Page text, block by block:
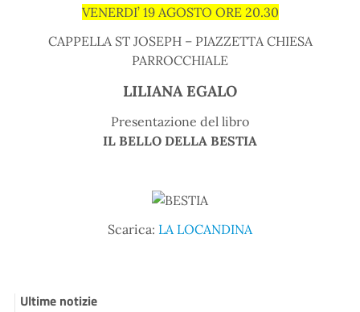
VENERDI’ 19 AGOSTO ORE 20.30
CAPPELLA ST JOSEPH – PIAZZETTA CHIESA
PARROCCHIALE
LILIANA EGALO
Presentazione del libro
IL BELLO DELLA BESTIA
Scarica: LA LOCANDINA
Ultime notizie